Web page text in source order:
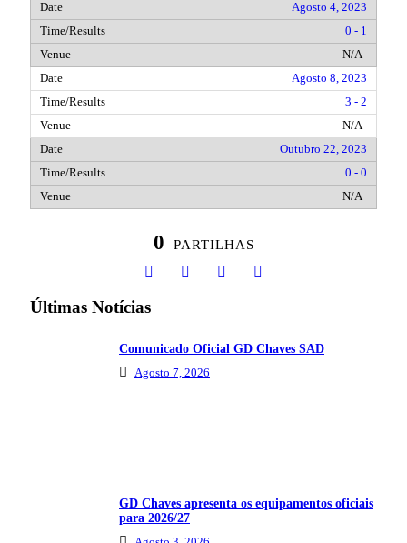
Agosto 4, 2023
0 - 1
N/A
Agosto 8, 2023
3 - 2
N/A
Outubro 22, 2023
0 - 0
N/A
0 PARTILHAS
Últimas Notícias
Comunicado Oficial GD Chaves SAD
Agosto 7, 2026
GD Chaves apresenta os equipamentos oficiais
para 2026/27